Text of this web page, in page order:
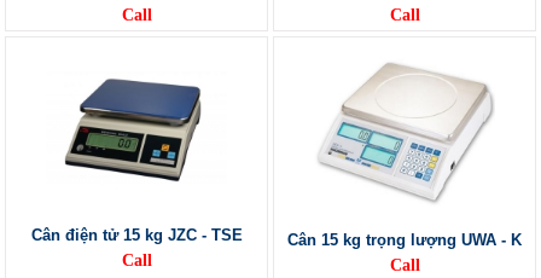
Call
Call
Cân điện tử 15 kg JZC - TSE
Call
Cân 15 kg trọng lượng UWA - K
Call